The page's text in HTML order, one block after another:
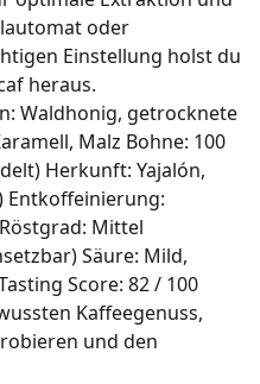
oder
Einstellung holst du
heraus.
Waldhonig, getrocknete
Malz Bohne: 100
Herkunft: Yajalón,
Entkoffeinierung:
Mittel
Säure: Mild,
Score: 82 / 100
Kaffeegenuss,
und den